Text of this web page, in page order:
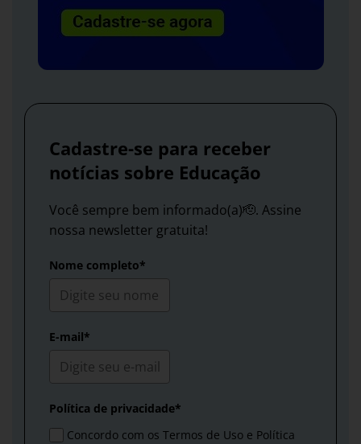
Cadastre-se para receber
notícias sobre Educação
Você sempre bem informado(a)🫡. Assine
nossa newsletter gratuita!
Nome completo*
E-mail*
Política de privacidade*
Concordo com os Termos de Uso e Política